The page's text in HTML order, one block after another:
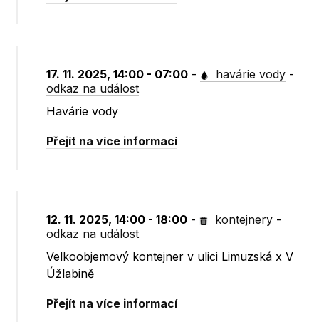
17. 11. 2025, 14:00 - 07:00 - havárie vody -
odkaz na událost
Havárie vody
Přejít na více informací
12. 11. 2025, 14:00 - 18:00 - kontejnery -
odkaz na událost
Velkoobjemový kontejner v ulici Limuzská x V
Úžlabině
Přejít na více informací